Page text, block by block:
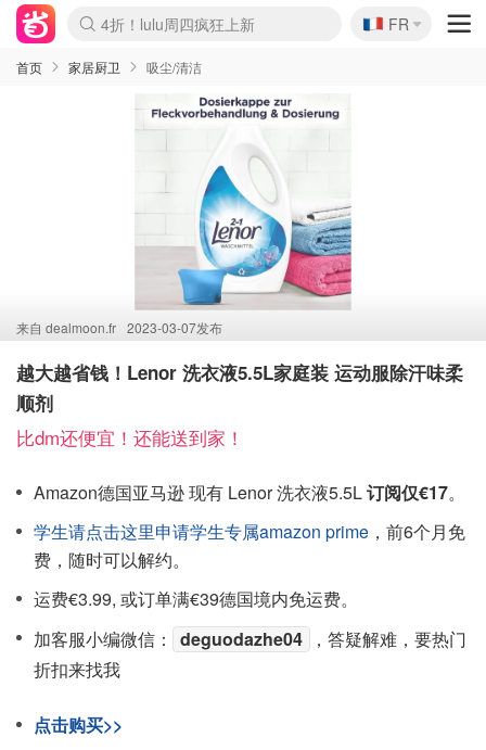
Boticinal 夏促开抢！
4折！lulu周四疯狂上新
还没结束！&OtherStories大促
Joybuy变相75折 随时失效
速领！Stanley独家85折
疑似霸哥！Camper额外叠85折
Zalando 奥莱闪促！每日更新
Moncler反季囤！5折起+叠9折
Coach Brooklyn仅€192
🇫🇷
FR
首页 家居厨卫 吸尘/清洁
来自 dealmoon.fr 2023-03-07发布
越大越省钱！Lenor 洗衣液5.5L家庭装 运动服除汗味柔
顺剂
比dm还便宜！还能送到家！
Amazon德国亚马逊 现有 Lenor 洗衣液5.5L订阅仅€17。
学生请点击这里申请学生专属amazon prime ，前6个月免
费，随时可以解约。
运费€3.99, 或订单满€39德国境内免运费。
加客服小编微信：
deguodazhe04
，答疑解难，要热门
折扣来找我
点击购买>>